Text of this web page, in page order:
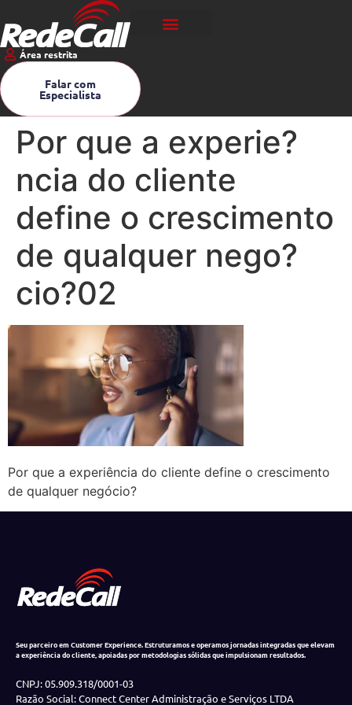
Área restrita
Falar com
Especialista
Por que a experie?
ncia do cliente
define o crescimento
de qualquer nego?
cio?02
Por que a experiência do cliente define o crescimento
de qualquer negócio?
Seu parceiro em Customer Experience. Estruturamos e operamos jornadas integradas que elevam
a experiência do cliente, apoiadas por metodologias sólidas que impulsionam resultados.
CNPJ: 05.909.318/0001-03
Razão Social: Connect Center Administração e Serviços LTDA